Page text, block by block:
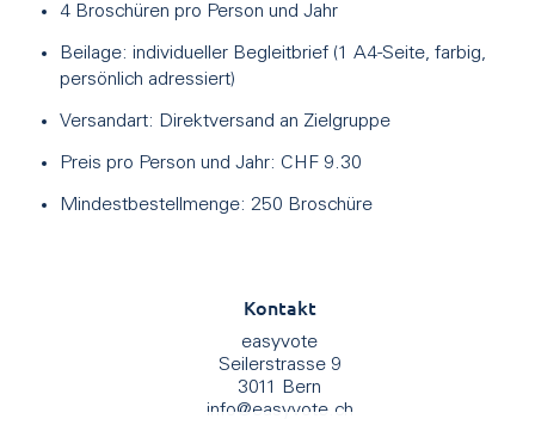
4 Broschüren pro Person und Jahr
Beilage: individueller Begleitbrief (1 A4-Seite, farbig,
persönlich adressiert)
Versandart: Direktversand an Zielgruppe
Preis pro Person und Jahr: CHF 9.30
Mindestbestellmenge: 250 Broschüre
Kontakt
easyvote
Seilerstrasse 9
3011 Bern
info@easyvote.ch